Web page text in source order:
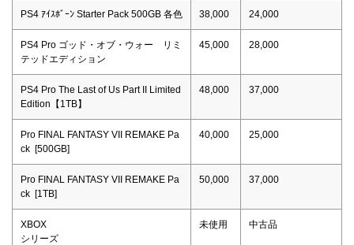
PS4 ｱｲｽﾎﾞｰﾝ Starter Pack 500GB 各色 38,000 24,000
PS4 Pro ゴッド・オブ・ウォー リミ
テッドエディション
45,000 28,000
PS4 Pro The Last of Us Part II Limited
Edition【1TB】
48,000 37,000
Pro FINAL FANTASY VII REMAKE Pa
ck [500GB]
40,000 25,000
Pro FINAL FANTASY VII REMAKE Pa
ck [1TB]
50,000 37,000
XBOX
シリーズ
未使用 中古品